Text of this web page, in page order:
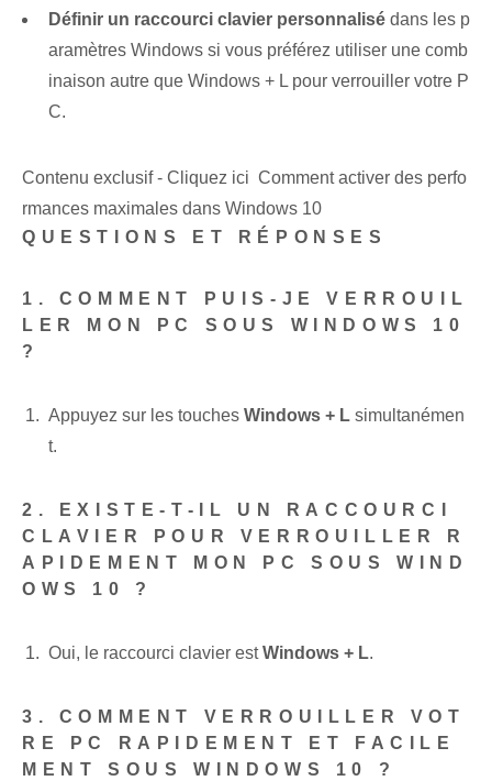
Définir un raccourci clavier personnalisé dans les p
aramètres Windows si vous préférez utiliser une comb
inaison autre que Windows + L pour verrouiller votre P
C.
Contenu exclusif - Cliquez ici Comment activer des perfo
rmances maximales dans Windows 10
QUESTIONS ET RÉPONSES
1. COMMENT PUIS-JE VERROUIL
LER MON PC SOUS WINDOWS 10
?
Appuyez sur les touches Windows + L simultanémen
t.
2. EXISTE-T-IL UN RACCOURCI
CLAVIER POUR VERROUILLER R
APIDEMENT MON PC SOUS WIND
OWS 10 ?
Oui, le raccourci clavier estWindows + L.
3. COMMENT VERROUILLER VOT
RE PC RAPIDEMENT ET FACILE
MENT SOUS WINDOWS 10 ?